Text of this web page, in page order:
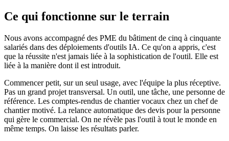
Ce qui fonctionne sur le terrain
Nous avons accompagné des PME du bâtiment de cinq à cinquante
salariés dans des déploiements d'outils IA. Ce qu'on a appris, c'est
que la réussite n'est jamais liée à la sophistication de l'outil. Elle est
liée à la manière dont il est introduit.
Commencer petit, sur un seul usage, avec l'équipe la plus réceptive.
Pas un grand projet transversal. Un outil, une tâche, une personne de
référence. Les comptes-rendus de chantier vocaux chez un chef de
chantier motivé. La relance automatique des devis pour la personne
qui gère le commercial. On ne révèle pas l'outil à tout le monde en
même temps. On laisse les résultats parler.